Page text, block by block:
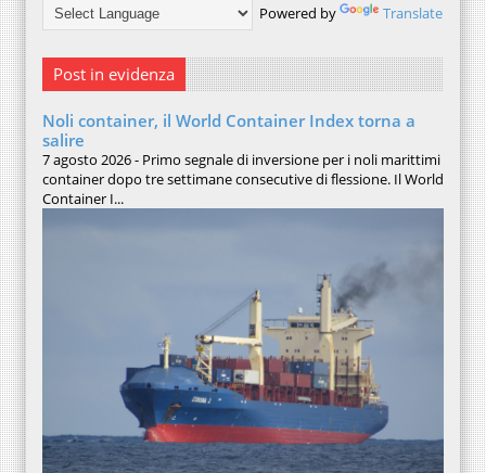
Powered by Translate
Post in evidenza
Noli container, il World Container Index torna a
salire
7 agosto 2026 - Primo segnale di inversione per i noli marittimi
container dopo tre settimane consecutive di flessione. Il World
Container I...